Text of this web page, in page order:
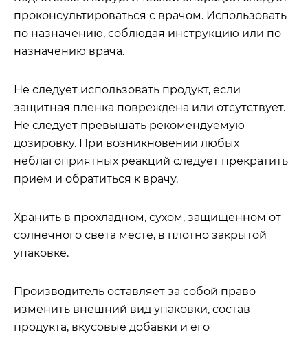
проконсультироваться с врачом. Использовать
по назначению, соблюдая инструкцию или по
назначению врача.
Не следует использовать продукт, если
защитная пленка повреждена или отсутствует.
Не следует превышать рекомендуемую
дозировку. При возникновении любых
неблагоприятных реакций следует прекратить
прием и обратиться к врачу.
Хранить в прохладном, сухом, защищенном от
солнечного света месте, в плотно закрытой
упаковке.
Производитель оставляет за собой право
изменить внешний вид упаковки, состав
продукта, вкусовые добавки и его